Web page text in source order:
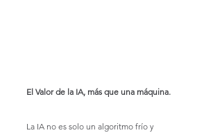
El Valor de la IA, más que una máquina.
La IA no es solo un algoritmo frío y